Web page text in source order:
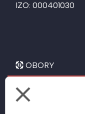
IZO: 000401030
OBORY
Letecké
close